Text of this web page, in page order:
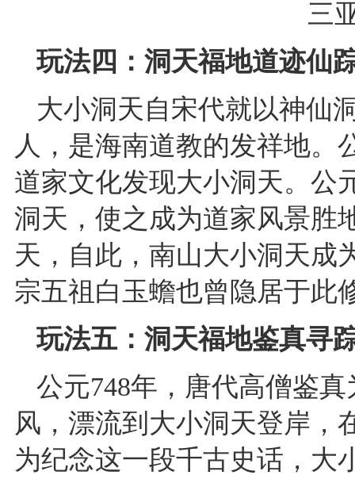
三
玩法四：洞天福地道迹仙
大小洞天自宋代就以神仙
人，是海南道教的发祥地。
道家文化发现大小洞天。公
洞天，使之成为道家风景胜
天，自此，南山大小洞天成
宗五祖白玉蟾也曾隐居于此
玩法五：洞天福地鉴真寻
公元748年，唐代高僧鉴
风，漂流到大小洞天登岸，
为纪念这一段千古史话，大